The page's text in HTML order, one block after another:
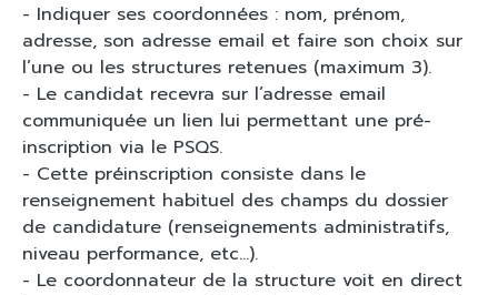
- Indiquer ses coordonnées : nom, prénom,
adresse, son adresse email et faire son choix sur
l’une ou les structures retenues (maximum 3).
- Le candidat recevra sur l’adresse email
communiquée un lien lui permettant une pré-
inscription via le PSQS.
- Cette préinscription consiste dans le
renseignement habituel des champs du dossier
de candidature (renseignements administratifs,
niveau performance, etc…).
- Le coordonnateur de la structure voit en direct